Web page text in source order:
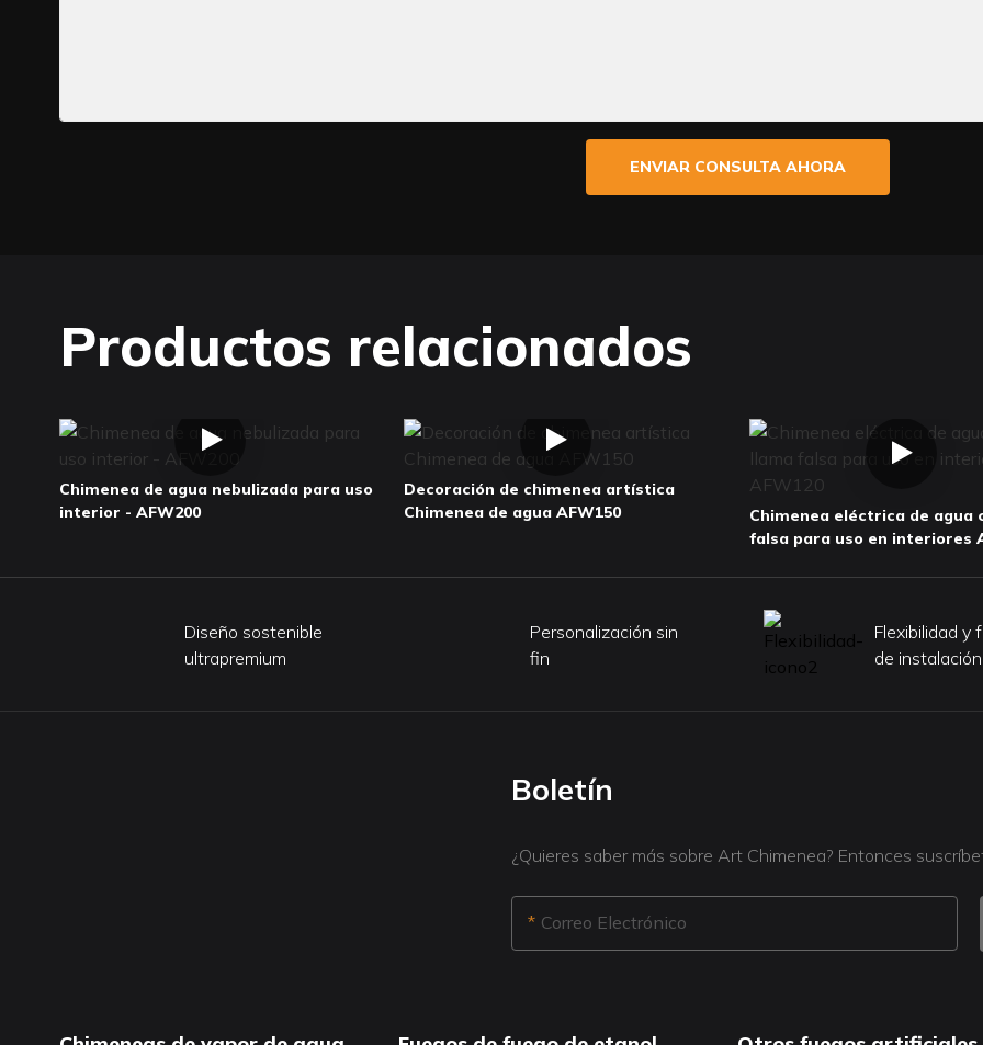
ENVIAR CONSULTA AHORA
Productos relacionados
Chimenea de agua nebulizada para uso
interior - AFW200
Decoración de chimenea artística
Chimenea de agua AFW150
Chimenea eléctrica de agua
falsa para uso en interiores
Diseño sostenible
ultrapremium
Personalización sin
fin
Flexibilidad y
de instalación
Boletín
¿Quieres saber más sobre Art Chimenea? Entonces
Correo Electrónico